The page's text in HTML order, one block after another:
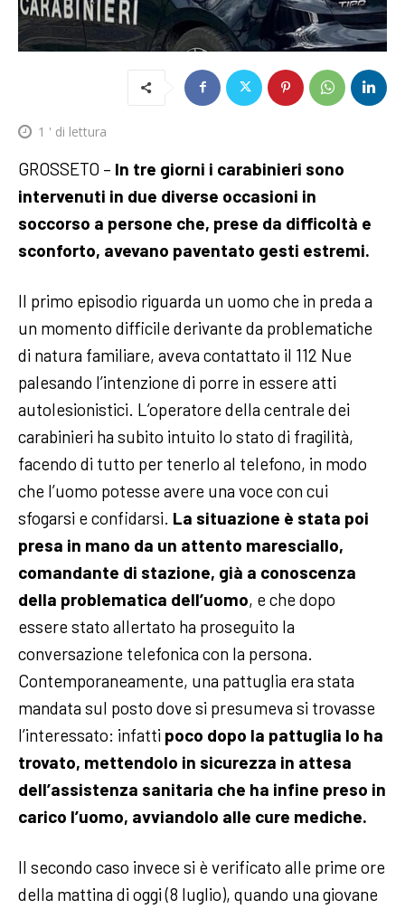
1 ' di lettura
GROSSETO – In tre giorni i carabinieri sono
intervenuti in due diverse occasioni in
soccorso a persone che, prese da difficoltà e
sconforto, avevano paventato gesti estremi.
Il primo episodio riguarda un uomo che in preda a
un momento difficile derivante da problematiche
di natura familiare, aveva contattato il 112 Nue
palesando l’intenzione di porre in essere atti
autolesionistici. L’operatore della centrale dei
carabinieri ha subito intuito lo stato di fragilità,
facendo di tutto per tenerlo al telefono, in modo
che l’uomo potesse avere una voce con cui
sfogarsi e confidarsi. La situazione è stata poi
presa in mano da un attento maresciallo,
comandante di stazione, già a conoscenza
della problematica dell’uomo, e che dopo
essere stato allertato ha proseguito la
conversazione telefonica con la persona.
Contemporaneamente, una pattuglia era stata
mandata sul posto dove si presumeva si trovasse
l’interessato: infatti poco dopo la pattuglia lo ha
trovato, mettendolo in sicurezza in attesa
dell’assistenza sanitaria che ha infine preso in
carico l’uomo, avviandolo alle cure mediche.
Il secondo caso invece si è verificato alle prime ore
della mattina di oggi (8 luglio), quando una giovane